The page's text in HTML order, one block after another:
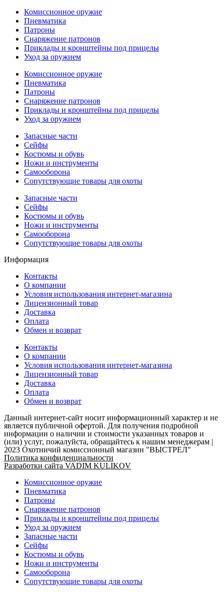
Комиссионное оружие
Пневматика
Патроны
Снаряжение патронов
Приклады и кронштейны под прицелы
Уход за оружием
Комиссионное оружие
Пневматика
Патроны
Снаряжение патронов
Приклады и кронштейны под прицелы
Уход за оружием
Запасные части
Сейфы
Костюмы и обувь
Ножи и инструменты
Самооборона
Сопутствующие товары для охоты
Запасные части
Сейфы
Костюмы и обувь
Ножи и инструменты
Самооборона
Сопутствующие товары для охоты
Информация
Контакты
О компании
Условия использования интернет-магазина
Лицензионный товар
Доставка
Оплата
Обмен и возврат
Контакты
О компании
Условия использования интернет-магазина
Лицензионный товар
Доставка
Оплата
Обмен и возврат
Данный интернет-сайт носит информационный характер и не
является публичной офертой. Для получения подробной
информации о наличии и стоимости указанных товаров и
(или) услуг, пожалуйста, обращайтесь к нашим менеджерам |
2023 Охотничий комиссионный магазин "ВЫСТРЕЛ"
Политика конфиденциальности
Разработки сайта VADIM KULIKOV
Комиссионное оружие
Пневматика
Патроны
Снаряжение патронов
Приклады и кронштейны под прицелы
Уход за оружием
Запасные части
Сейфы
Костюмы и обувь
Ножи и инструменты
Самооборона
Сопутствующие товары для охоты